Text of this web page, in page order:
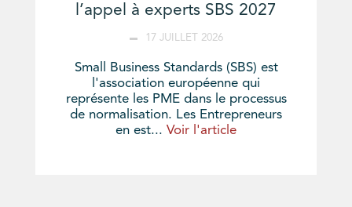
l’appel à experts SBS 2027
17 JUILLET 2026
Small Business Standards (SBS) est
l'association européenne qui
représente les PME dans le processus
de normalisation. Les Entrepreneurs
en est... Voir l'article